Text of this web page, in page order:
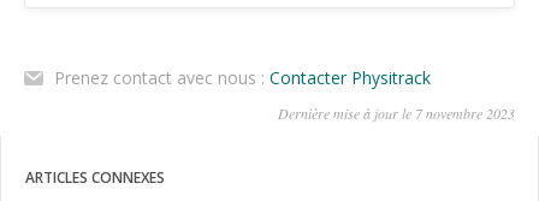
Prenez contact avec nous : Contacter Physitrack
Dernière mise à jour le 7 novembre 2023
ARTICLES CONNEXES